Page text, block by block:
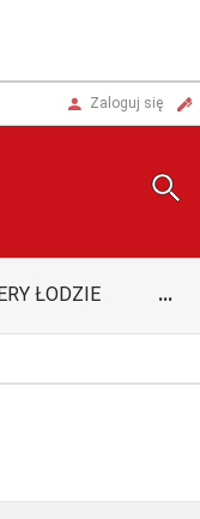
Zaloguj się
ŁODZIE ...